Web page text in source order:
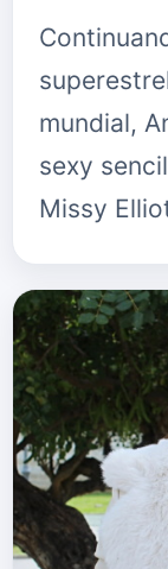
mundial,
sexy
Missy
Arrad